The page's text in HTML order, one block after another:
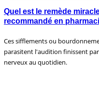
Quel est le remède
recommandé en
Ces sifflements ou
parasitent l'audition finissent
nerveux au quotidien.